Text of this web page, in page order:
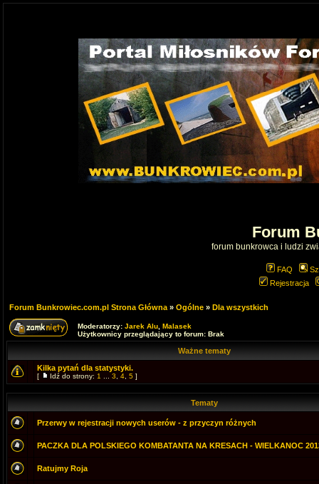
Forum
forum bunkrowca i ludzi
FAQ
Rejestracja
Forum Bunkrowiec.com.pl Strona Główna » Ogólne » Dla wszystkich
Moderatorzy: Jarek Alu Malasek
Użytkownicy przeglądający to forum: Brak
Ważne tematy
Kilka pytań dla statystyki.
[ Idź do strony: 1 3 4 5 ]
Tematy
Przerwy w rejestracji nowych userów - z przyczyn różnych
PACZKA DLA POLSKIEGO KOMBATANTA NA KRESACH - WIELKANOC
Ratujmy Roja